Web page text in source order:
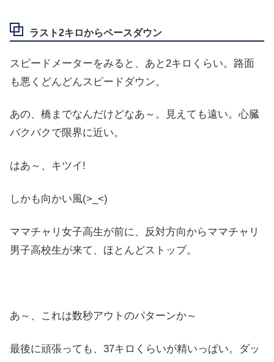
ラスト2キロからペースダウン
スピードメーターをみると、あと2キロくらい。路面
も悪くどんどんスピードダウン。
あの、橋までなんだけどなあ～。見えても遠い。心臓
バクバクで限界に近い。
はあ～、キツイ!
しかも向かい風(>_<)
ママチャリ女子高生が前に、反対方向からママチャリ
男子高校生が来て、ほとんどストップ。
あ～、これは数秒アウトのパターンか～
最後に頑張っても、37キロくらいが精いっぱい。ダッ